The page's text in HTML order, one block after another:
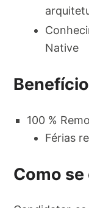
Native
100 %
Férias
Como